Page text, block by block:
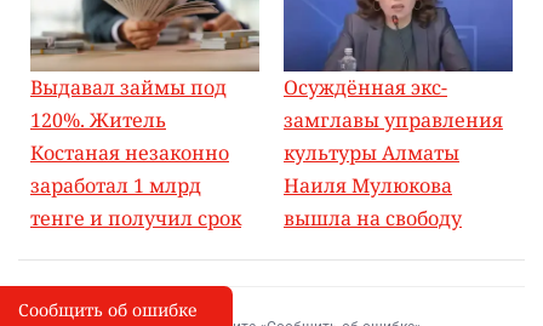
Выдавал займы под
120%. Житель
Костаная незаконно
заработал 1 млрд
тенге и получил срок
Осуждённая экс-
замглавы управления
культуры Алматы
Наиля Мулюкова
вышла на свободу
I
Сообщить об опечатке
Сообщить об ошибке